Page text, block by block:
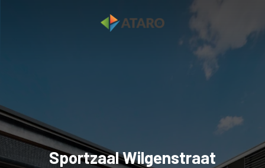
Sportzaal Wilgenstraat